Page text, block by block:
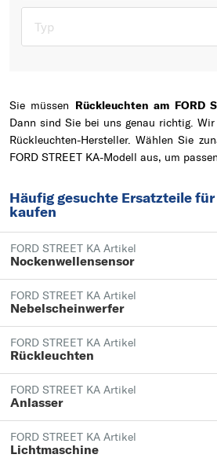
Typ
Sie müssen Rückleuchten am FORD
Dann sind Sie bei uns genau richtig.
Rückleuchten-Hersteller. Wählen Sie
FORD STREET KA-Modell aus, um
Häufig gesuchte Ersatzteile für
kaufen
FORD STREET KA Artikel
Nockenwellensensor
FORD STREET KA Artikel
Nebelscheinwerfer
FORD STREET KA Artikel
Rückleuchten
FORD STREET KA Artikel
Anlasser
FORD STREET KA Artikel
Lichtmaschine